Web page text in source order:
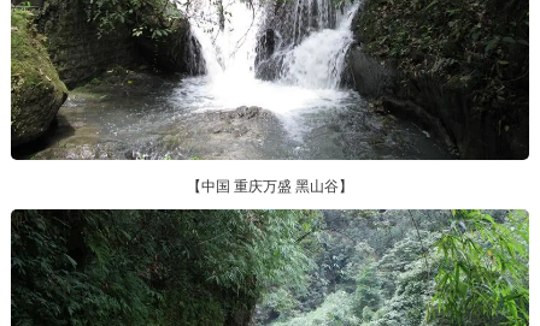
【中国 重庆万盛 黑山谷】